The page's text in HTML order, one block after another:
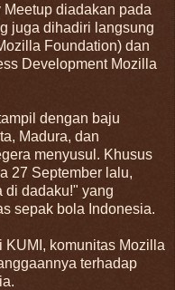
diadakan pada
juga dihadiri langsung
Foundation) dan
Development Mozilla
dengan baju
Madura, dan
menyusul. Khusus
27 September lalu,
di dadaku!" yang
sepak bola Indonesia.
komunitas Mozilla
terhadap